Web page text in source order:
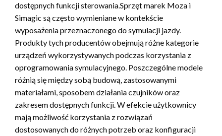
dostępnych funkcji sterowania.Sprzęt marek Moza i
Simagic są często wymieniane w kontekście
wyposażenia przeznaczonego do symulacji jazdy.
Produkty tych producentów obejmują różne kategorie
urządzeń wykorzystywanych podczas korzystania z
oprogramowania symulacyjnego. Poszczególne modele
różnią się między sobą budową, zastosowanymi
materiałami, sposobem działania czujników oraz
zakresem dostępnych funkcji. W efekcie użytkownicy
mają możliwość korzystania z rozwiązań
dostosowanych do różnych potrzeb oraz konfiguracji